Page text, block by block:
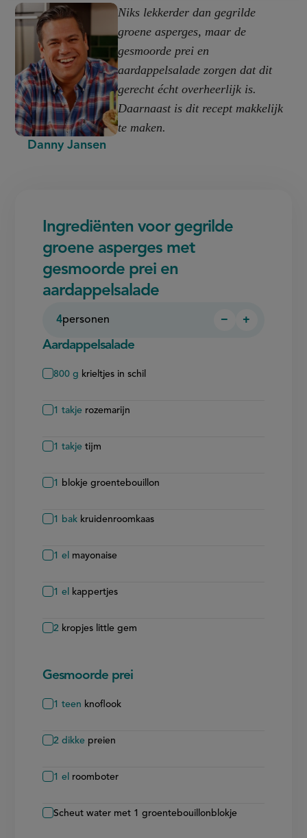
Danny Jansen
Niks lekkerder dan gegrilde
groene asperges, maar de
gesmoorde prei en
aardappelsalade zorgen dat dit
gerecht écht overheerlijk is.
Daarnaast is dit recept makkelijk
te maken.
Ingrediënten voor gegrilde
groene asperges met
gesmoorde prei en
aardappelsalade
4personen
Persoon
−
Persoon
+
Aardappelsalade
800 g krieltjes in schil
1 takje rozemarijn
1 takje tijm
1 blokje groentebouillon
1 bak kruidenroomkaas
1 el mayonaise
1 el kappertjes
2 kropjes little gem
Gesmoorde prei
1 teen knoflook
2 dikke preien
1 el roomboter
Scheut water met 1 groentebouillonblokje